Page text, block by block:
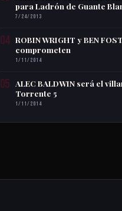
para Ladrón de Guante
7/24/2013
04 ROBIN WRIGHT y BEN
comprometen
1/11/2014
05
ALEC BALDWIN será el
Torrente 5
1/11/2014